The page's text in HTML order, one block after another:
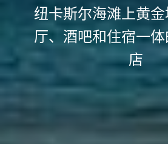
纽卡斯尔海滩上黄
厅、酒吧和住宿一
店